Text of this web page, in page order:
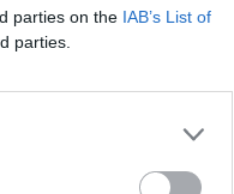
parties on the IAB’s List of
parties.
región, Adecaf.
de Cataluña
sean más